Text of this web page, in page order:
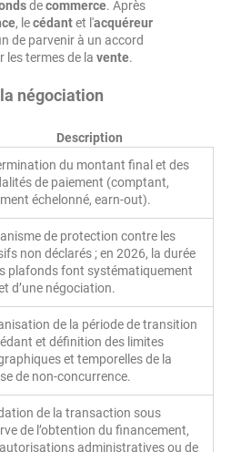
decommerce. Après
, lecédantet l'acquéreur
de parvenir à un accord
les termes de la vente.
négociation
Description
du montant final et des
de paiement (comptant,
échelonné, earn-out).
de protection contre les
non déclarés ; en 2026, la durée
plafonds font systématiquement
d’une négociation.
de la période de transition
et définition des limites
et temporelles de la
de non-concurrence.
de la transaction sous
de l’obtention du financement,
administratives ou de